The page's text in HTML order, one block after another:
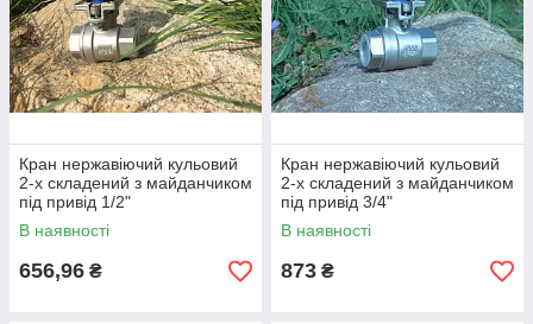
Кран нержавіючий кульовий
2-х складений з майданчиком
під привід 1/2"
В наявності
656,96 ₴
Кран нержавіючий кульовий
2-х складений з майданчиком
під привід 3/4"
В наявності
873 ₴